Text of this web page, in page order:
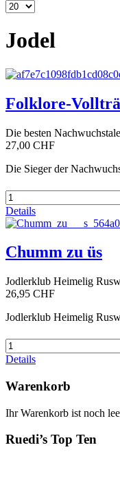
Jodel
Folklore-
Die besten
27,00 CHF
Die Sieger der
Details
Chumm zu üs
Jodlerklub Heimelig
26,95 CHF
Jodlerklub Heimelig
Details
Warenkorb
Ihr Warenkorb ist noch
Ruedi’s Top Ten